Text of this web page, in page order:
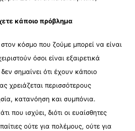
κάποιο πρόβλημα
κόσμο που ζούμε μπορεί να είναι
όσοι είναι εξαιρετικά
σημαίνει ότι έχουν κάποιο
χρειάζεται περισσότερους
κατανόηση και συμπόνια.
που ισχύει, διότι οι ευαίσθητες
ούτε για πολέμους, ούτε για